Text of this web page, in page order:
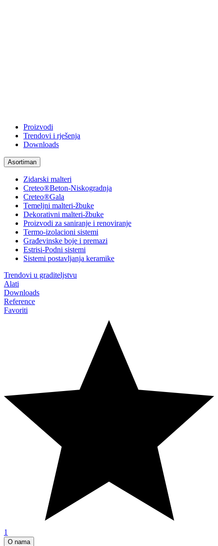
Proizvodi
Trendovi i rješenja
Downloads
Asortiman
Zidarski malteri
Creteo®Beton-Niskogradnja
Creteo®Gala
Temeljni malteri-žbuke
Dekorativni malteri-žbuke
Proizvodi za saniranje i renoviranje
Termo-izolacioni sistemi
Građevinske boje i premazi
Estrisi-Podni sistemi
Sistemi postavljanja keramike
Trendovi u graditeljstvu
Alati
Downloads
Reference
Favoriti
1
O nama